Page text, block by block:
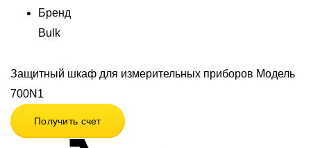
Бренд
Bulk
Защитный шкаф для измерительных приборов Модель
700N1
Получить счет